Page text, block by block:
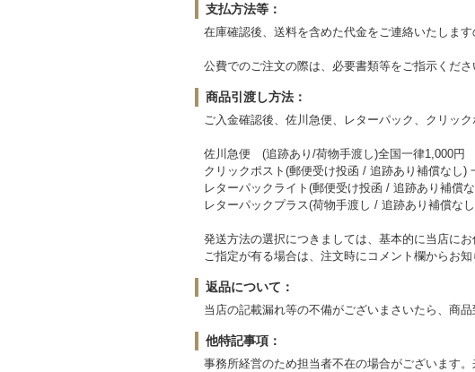
支払方法等：
在庫確認後、送料を含めた代金をご連絡いたしま
公費でのご注文の際は、必要書類等をご指示くださ
商品引渡し方法：
ご入金確認後、佐川急便、レターパック、クリック
佐川急便 (追跡あり/荷物手渡し)全国一律1,000円
クリックポスト(郵便受け投函 / 追跡あり補償なし)
レターパックライト(郵便受け投函 / 追跡あり補償
レターパックプラス(荷物手渡し / 追跡あり補償な
発送方法の選択につきましては、基本的に当店にお
ご指定が有る場合は、注文時にコメント欄からお知
返品について：
当店の記載漏れ等の不備がございまさいたら、商
他特記事項：
事務所経営のため担当者不在の場合がございます